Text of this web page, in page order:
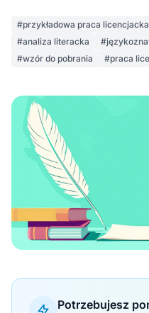
#przykładowa praca licencjacka
#analiza literacka
#wzór do pobrania
#praca
Potrzebujesz